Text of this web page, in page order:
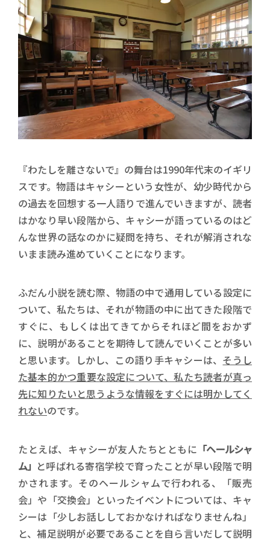
『わたしを離さないで』の舞台は1990年代末のイギリ
スです。物語はキャシーという女性が、幼少時代から
の過去を回想する一人語りで進んでいきますが、読者
はかなり早い段階から、キャシーが語っているのはど
んな世界の話なのかに疑問を持ち、それが解消されな
いまま読み進めていくことになります。
ふだん小説を読む際、物語の中で通用している設定に
ついて、私たちは、それが物語の中に出てきた段階で
すぐに、もしくは出てきてからそれほど間をおかず
に、説明があることを期待して読んでいくことが多い
と思います。しかし、この語り手キャシーは、 そうし
た基本的かつ重要な設定について、私たち読者が真っ
先に知りたいと思うような情報をすぐには明かしてく
れないのです。
たとえば、キャシーが友人たちとともに 「ヘールシャ
ム」 と呼ばれる寄宿学校で育ったことが早い段階で明
かされます。そのヘールシャムで行われる、「販売
会」や「交換会」といったイベントについては、キャ
シーは「少しお話ししておかなければなりませんね」
と、補足説明が必要であることを自ら言いだして説明